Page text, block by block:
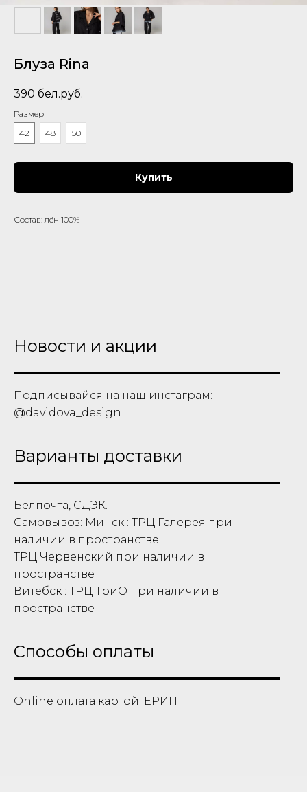
Блуза Rina
390 бел.руб.
Размер
42
48 50
Купить
Состав: лён 100%
Новости и акции
Подписывайся на наш инстаграм:
@davidova_design
Варианты доставки
Белпочта, СДЭК.
Самовывоз: Минск : ТРЦ Галерея при
наличии в пространстве
ТРЦ Червенский при наличии в
пространстве
Витебск : ТРЦ ТриО при наличии в
пространстве
Способы оплаты
Online оплата картой. ЕРИП